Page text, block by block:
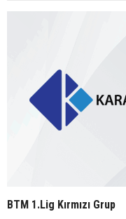
BTM 1.Lig Kırmızı Grup